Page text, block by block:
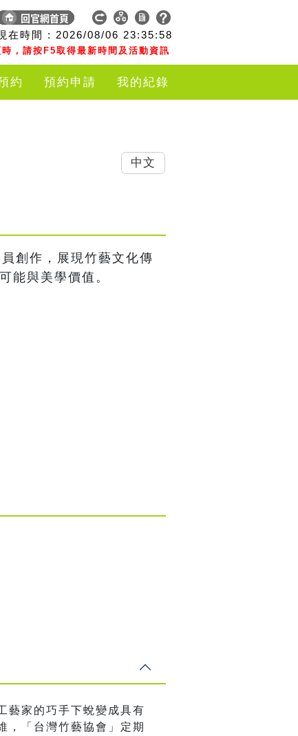
在時間 : 2026/08/06 23:35:59
，請按F5取得最新時間及活動資訊
約 預約申請 我的紀錄
創作，展現竹藝文化傳
能與美學價值。
藝家的巧手下蛻變成具有
，「台灣竹藝協會」定期